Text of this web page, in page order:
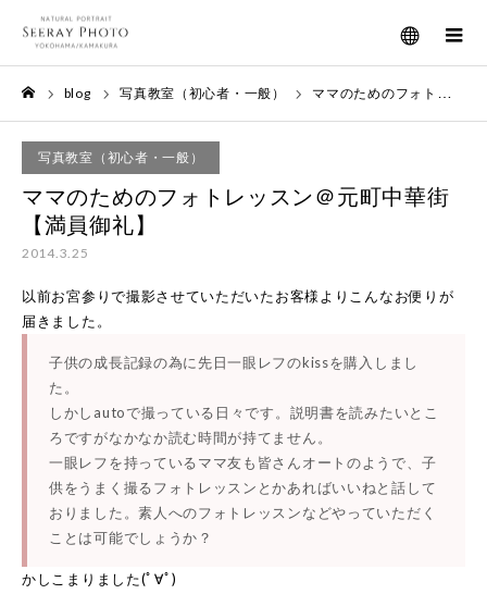
メニュー
blog 写真教室（初心者・一般） ママのためのフォトレッスン＠元町中華街 【満員御礼】
写真教室（初心者・一般）
ママのためのフォトレッスン＠元町中華街
【満員御礼】
2014.3.25
以前お宮参りで撮影させていただいたお客様よりこんなお便りが
届きました。
子供の成長記録の為に先日一眼レフのkissを購入しまし
た。
しかしautoで撮っている日々です。説明書を読みたいとこ
ろですがなかなか読む時間が持てません。
一眼レフを持っているママ友も皆さんオートのようで、子
供をうまく撮るフォトレッスンとかあればいいねと話して
おりました。素人へのフォトレッスンなどやっていただく
ことは可能でしょうか？
かしこまりました(ﾟ∀ﾟ)